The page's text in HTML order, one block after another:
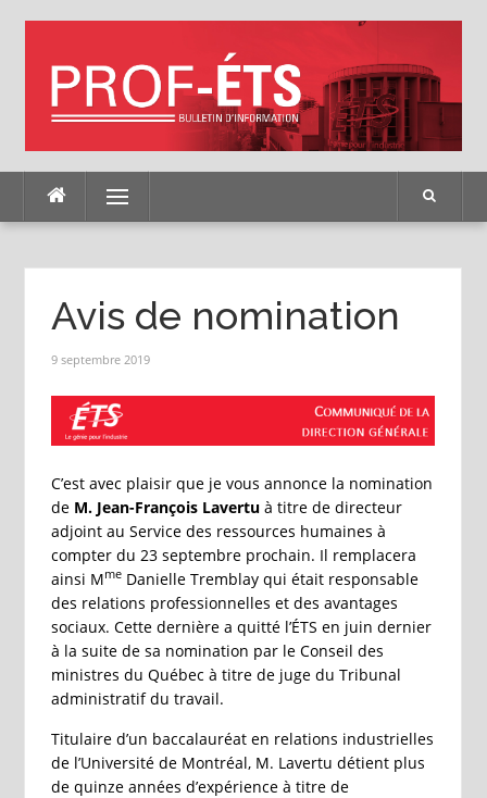
Menu
Avis de nomination
9 septembre 2019
C’est avec plaisir que je vous annonce la nomination
de M. Jean-François Lavertuà titre de directeur
adjoint au Service des ressources humaines à
compter du 23 septembre prochain. Il remplacera
ainsi MmeDanielle Tremblay qui était responsable
des relations professionnelles et des avantages
sociaux. Cette dernière a quitté l’ÉTS en juin dernier
à la suite de sa nomination par le Conseil des
ministres du Québec à titre de juge du Tribunal
administratif du travail.
Titulaire d’un baccalauréat en relations industrielles
de l’Université de Montréal, M. Lavertu détient plus
de quinze années d’expérience à titre de